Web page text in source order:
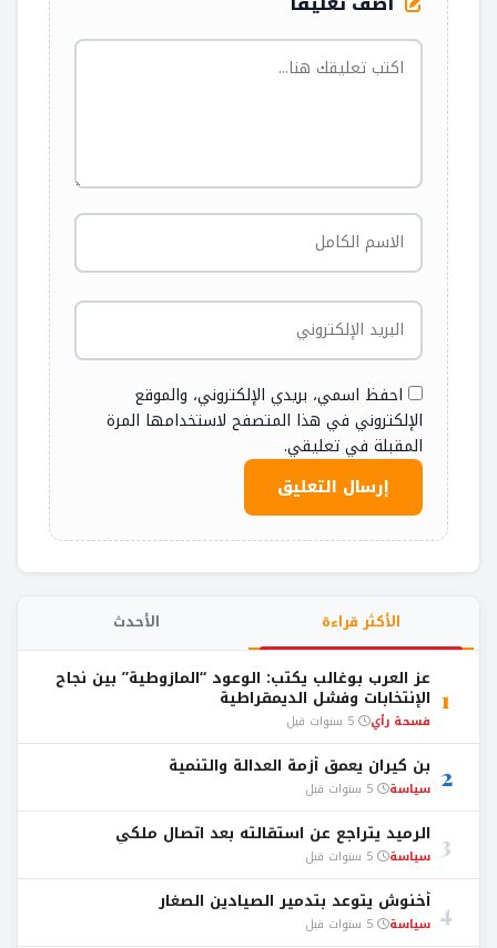
احفظ اسمي، بريدي الإلكتروني، والموقع
الإلكتروني في هذا المتصفح لاستخدامها المرة
المقبلة في تعليقي.
الأكثر قراءة الأحدث
1
عز العرب بوغالب يكتب: الوعود “المازوطية” بين نجاح
الإنتخابات وفشل الديمقراطية
فسحة رأي
2 بن كيران يعمق أزمة العدالة والتنمية
سياسة
3 الرميد يتراجع عن استقالته بعد اتصال ملكي
سياسة
4 أخنوش يتوعد بتدمير الصيادين الصغار
سياسة